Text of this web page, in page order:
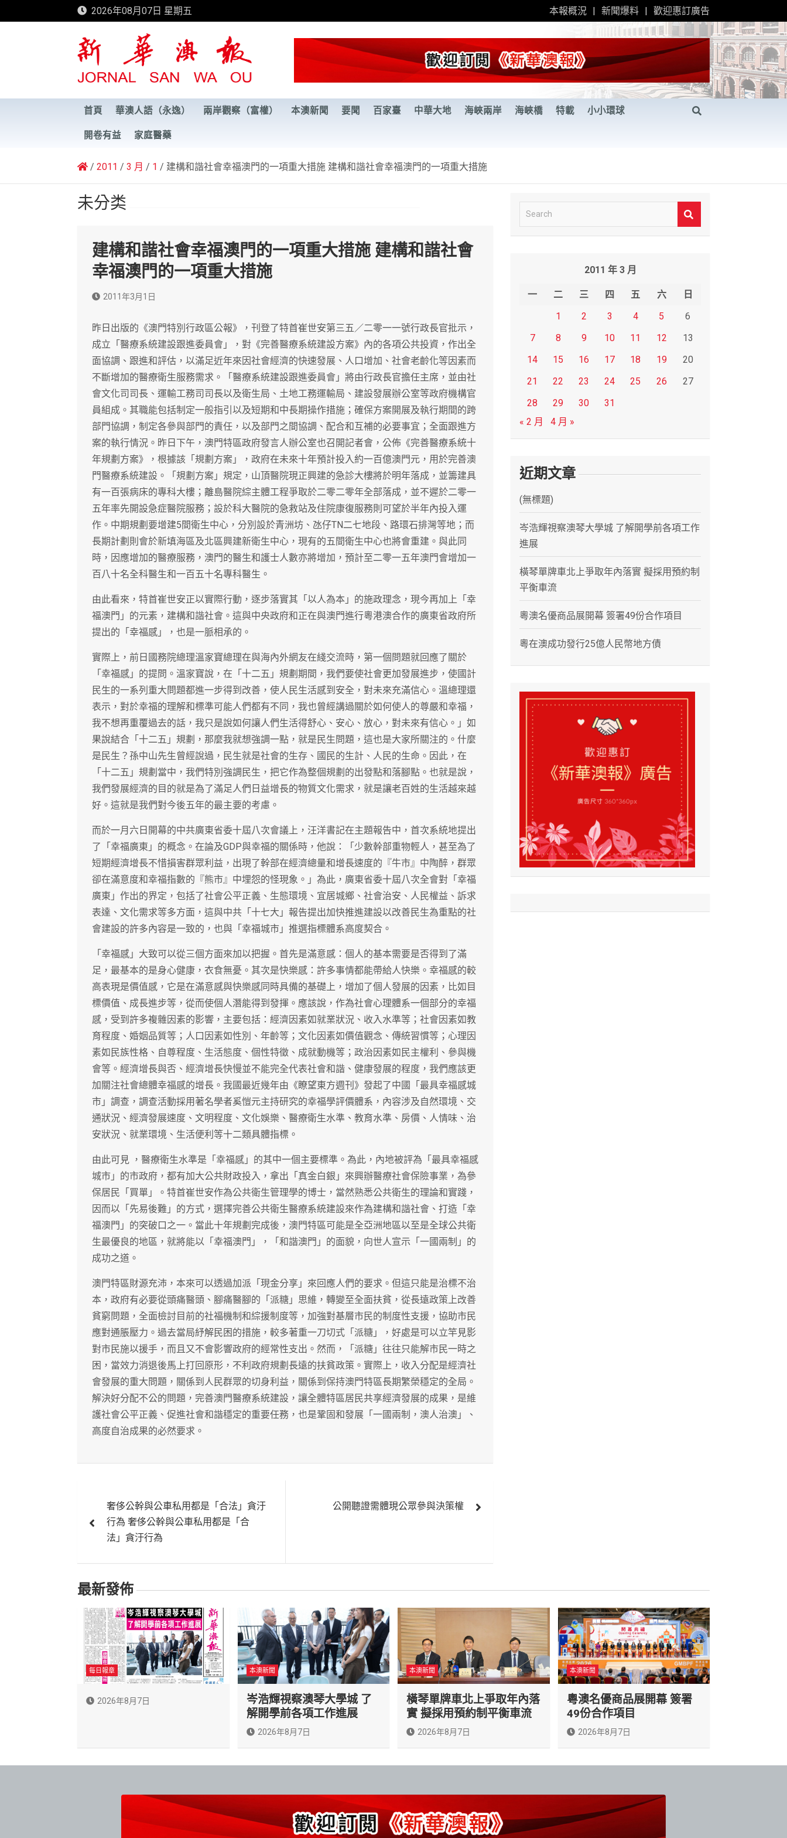
to
2026年08月07日 星期五 本報概況 新聞爆料 歡迎惠訂廣告
新華澳報
首頁 華澳人語（永逸） 兩岸觀察（富權） 本澳新聞 要聞 百家臺 中華大地 海峽兩岸 海峽橋 特載 小小環球
開卷有益 家庭醫藥
2011 3 月 1 建構和諧社會幸福澳門的一項重大措施 建構和諧社會幸福澳門的一項重大措施
未分类
建構和諧社會幸福澳門的一項重大措施 建構和諧社會
幸福澳門的一項重大措施
2011年3月1日
昨日出版的《澳門特別行政區公報》，刊登了特首崔世安第三五／二零一一號行政長官批示，
成立「醫療系統建設跟進委員會」，對《完善醫療系統建設方案》內的各項公共投資，作出全
面協調、跟進和評估，以滿足近年來因社會經濟的快速發展、人口增加、社會老齡化等因素而
不斷增加的醫療衛生服務需求。「醫療系統建設跟進委員會」將由行政長官擔任主席，並由社
會文化司司長、運輸工務司司長以及衛生局、土地工務運輸局、建設發展辦公室等政府機構官
員組成。其職能包括制定一般指引以及短期和中長期操作措施；確保方案開展及執行期間的跨
部門協調，制定各參與部門的責任，以及部門之間協調、配合和互補的必要事宜；全面跟進方
案的執行情況。昨日下午，澳門特區政府發言人辦公室也召開記者會，公佈《完善醫療系統十
年規劃方案》，根據該「規劃方案」，政府在未來十年預計投入約一百億澳門元，用於完善澳
門醫療系統建設。「規劃方案」規定，山頂醫院現正興建的急診大樓將於明年落成，並籌建具
有一百張病床的專科大樓；離島醫院綜主體工程爭取於二零二零年全部落成，並不遲於二零一
五年率先開設急症醫院服務；設於科大醫院的急救站及住院康復服務則可望於半年內投入運
作。中期規劃要增建5間衛生中心，分別設於青洲坊、氹仔TN二七地段、路環石排灣等地；而
長期計劃則會於新填海區及北區興建新衛生中心，現有的五間衛生中心也將會重建。與此同
時，因應增加的醫療服務，澳門的醫生和護士人數亦將增加，預計至二零一五年澳門會增加一
百八十名全科醫生和一百五十名專科醫生。
由此看來，特首崔世安正以實際行動，逐步落實其「以人為本」的施政理念，現今再加上「幸
福澳門」的元素，建構和諧社會。這與中央政府和正在與澳門進行粵港澳合作的廣東省政府所
提出的「幸福感」，也是一脈相承的。
實際上，前日國務院總理溫家寶總理在與海內外網友在綫交流時，第一個問題就回應了關於
「幸福感」的提問。溫家寶說，在「十二五」規劃期間，我們要使社會更加發展進步，使國計
民生的一系列重大問題都進一步得到改善，使人民生活感到安全，對未來充滿信心。溫總理還
表示，對於幸福的理解和標準可能人們都有不同，我也曾經講過關於如何使人的尊嚴和幸福，
我不想再重覆過去的話，我只是說如何讓人們生活得舒心、安心、放心，對未來有信心。」如
果說結合「十二五」規劃，那麼我就想強調一點，就是民生問題，這也是大家所關注的。什麼
是民生？孫中山先生曾經說過，民生就是社會的生存、國民的生計、人民的生命。因此，在
「十二五」規劃當中，我們特別強調民生，把它作為整個規劃的出發點和落腳點。也就是說，
我們發展經濟的目的就是為了滿足人們日益增長的物質文化需求，就是讓老百姓的生活越來越
好。這就是我們對今後五年的最主要的考慮。
而於一月六日開幕的中共廣東省委十屆八次會議上，汪洋書記在主題報告中，首次系統地提出
了「幸福廣東」的概念。在論及GDP與幸福的關係時，他說：「少數幹部重物輕人，甚至為了
短期經濟增長不惜損害群眾利益，出現了幹部在經濟總量和增長速度的『牛市』中陶醉，群眾
卻在滿意度和幸福指數的『熊市』中埋怨的怪現象。」為此，廣東省委十屆八次全會對「幸福
廣東」作出的界定，包括了社會公平正義、生態環境、宜居城鄉、社會治安、人民權益、訴求
表達、文化需求等多方面，這與中共「十七大」報告提出加快推進建設以改善民生為重點的社
會建設的許多內容是一致的，也與「幸福城市」推選指標體系高度契合。
「幸福感」大致可以從三個方面來加以把握。首先是滿意感：個人的基本需要是否得到了滿
足，最基本的是身心健康，衣食無憂。其次是快樂感：許多事情都能帶給人快樂。幸福感的較
高表現是價值感，它是在滿意感與快樂感同時具備的基礎上，增加了個人發展的因素，比如目
標價值、成長進步等，從而使個人潛能得到發揮。應該說，作為社會心理體系一個部分的幸福
感，受到許多複雜因素的影響，主要包括：經濟因素如就業狀況、收入水準等；社會因素如教
育程度、婚姻品質等；人口因素如性別、年齡等；文化因素如價值觀念、傳統習慣等；心理因
素如民族性格、自尊程度、生活態度、個性特徵、成就動機等；政治因素如民主權利、參與機
會等。經濟增長與否、經濟增長快慢並不能完全代表社會和諧、健康發展的程度，我們應該更
加關注社會總體幸福感的增長。我國最近幾年由《瞭望東方週刊》發起了中國「最具幸福感城
市」調查，調查活動採用著名學者奚愷元主持研究的幸福學評價體系，內容涉及自然環境、交
通狀況、經濟發展速度、文明程度、文化娛樂、醫療衛生水準、教育水準、房價、人情味、治
安狀況、就業環境、生活便利等十二類具體指標。
由此可見 ，醫療衛生水準是「幸福感」的其中一個主要標準。為此，內地被評為「最具幸福感
城市」的市政府，都有加大公共財政投入，拿出「真金白銀」來興辦醫療社會保險事業，為參
保居民「買單」。特首崔世安作為公共衛生管理學的博士，當然熟悉公共衛生的理論和實踐，
因而以「先易後難」的方式，選擇完善公共衛生醫療系統建設來作為建構和諧社會、打造「幸
福澳門」的突破口之一。當此十年規劃完成後，澳門特區可能是全亞洲地區以至是全球公共衛
生最優良的地區，就將能以「幸福澳門」，「和諧澳門」的面貌，向世人宣示「一國兩制」的
成功之道。
澳門特區財源充沛，本來可以透過加派「現金分享」來回應人們的要求。但這只能是治標不治
本，政府有必要從頭痛醫頭、腳痛醫腳的「派糖」思維，轉變至全面扶貧，從長遠政策上改善
貧窮問題，全面檢討目前的社福機制和綜援制度等，加強對基層市民的制度性支援，協助市民
應對通脹壓力。過去當局紓解民困的措施，較多著重一刀切式「派糖」，好處是可以立竿見影
對市民施以援手，而且又不會影響政府的經常性支出。然而，「派糖」往往只能解市民一時之
困，當效力消退後馬上打回原形，不利政府規劃長遠的扶貧政策。實際上，收入分配是經濟社
會發展的重大問題，關係到人民群眾的切身利益，關係到保持澳門特區長期繁榮穩定的全局。
解決好分配不公的問題，完善澳門醫療系統建設，讓全體特區居民共享經濟發展的成果，是維
護社會公平正義、促進社會和諧穩定的重要任務，也是鞏固和發展「一國兩制，澳人治澳」、
高度自治成果的必然要求。
章
覽
奢侈公幹與公車私用都是「合法」貪汙
行為 奢侈公幹與公車私用都是「合
法」貪汙行為
公開聽證需體現公眾參與決策權
e
2011 年 3 月
一 二 三 四 五 六
日
1
2 3 4 5
6
7
8 9 10 11 12
13
14
15 16 17 18 19
20
21
22 23 24 25 26
27
28
29 30
31
« 2 月
4 月 »
近期文章
(無標題)
岑浩輝視察澳琴大學城 了解開學前各項工作
進展
橫琴單牌車北上爭取年內落實 擬採用預約制
平衡車流
粵澳名優商品展開幕 簽署49份合作項目
粵在澳成功發行25億人民幣地方債
最新發佈
每日報章
2026年8月7日
本澳新聞
岑浩輝視察澳琴大學城 了
解開學前各項工作進展
2026年8月7日
本澳新聞
橫琴單牌車北上爭取年內落
實 擬採用預約制平衡車流
2026年8月7日
本澳新聞
粵澳名優商品展開幕 簽署
49份合作項目
2026年8月7日